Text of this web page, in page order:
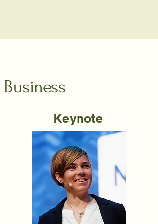
Business
Keynote